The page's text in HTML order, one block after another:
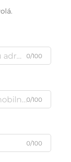
0/100
0/100
0/100